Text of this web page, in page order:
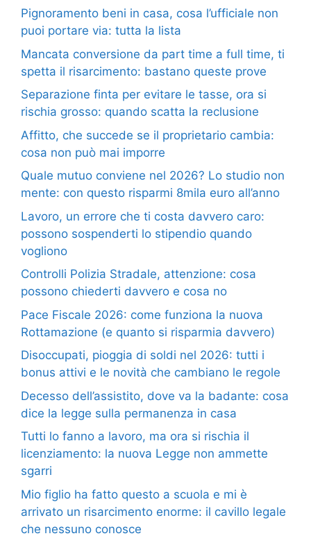
Pignoramento beni in casa, cosa l’ufficiale non
puoi portare via: tutta la lista
Mancata conversione da part time a full time, ti
spetta il risarcimento: bastano queste prove
Separazione finta per evitare le tasse, ora si
rischia grosso: quando scatta la reclusione
Affitto, che succede se il proprietario cambia:
cosa non può mai imporre
Quale mutuo conviene nel 2026? Lo studio non
mente: con questo risparmi 8mila euro all’anno
Lavoro, un errore che ti costa davvero caro:
possono sospenderti lo stipendio quando
vogliono
Controlli Polizia Stradale, attenzione: cosa
possono chiederti davvero e cosa no
Pace Fiscale 2026: come funziona la nuova
Rottamazione (e quanto si risparmia davvero)
Disoccupati, pioggia di soldi nel 2026: tutti i
bonus attivi e le novità che cambiano le regole
Decesso dell’assistito, dove va la badante: cosa
dice la legge sulla permanenza in casa
Tutti lo fanno a lavoro, ma ora si rischia il
licenziamento: la nuova Legge non ammette
sgarri
Mio figlio ha fatto questo a scuola e mi è
arrivato un risarcimento enorme: il cavillo legale
che nessuno conosce